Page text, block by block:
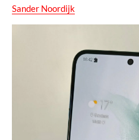
Sander Noordijk